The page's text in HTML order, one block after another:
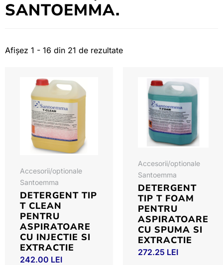
SANTOEMMA.
Afișez 1 - 16 din 21 de rezultate
Accesorii/optionale
Santoemma
DETERGENT TIP
T CLEAN
PENTRU
ASPIRATOARE
CU INJECTIE SI
EXTRACTIE
242.00 LEI
Accesorii/optionale
Santoemma
DETERGENT
TIP T FOAM
PENTRU
ASPIRATOARE
CU SPUMA SI
EXTRACTIE
272.25 LEI